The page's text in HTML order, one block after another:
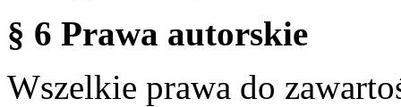
§ 6 Prawa autorskie
Wszelkie prawa do